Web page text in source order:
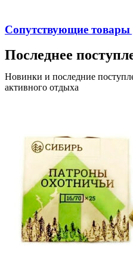
Сопутствующие товары
Последнее
Новинки и последние
активного отдыха